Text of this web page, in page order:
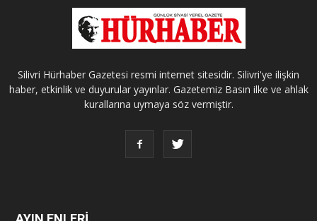
Silivri Hürhaber Gazetesi resmi internet sitesidir. Silivri'ye ilişkin
haber, etkinlik ve duyurular yayınlar. Gazetemiz Basın ilke ve ahlak
kurallarına uymaya söz vermiştir.